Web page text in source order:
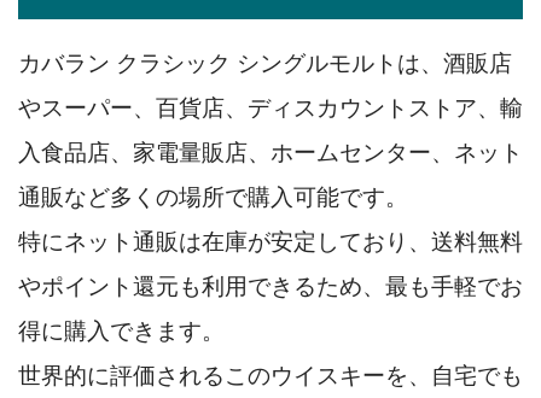
カバラン クラシック シングルモルトは、酒販店
やスーパー、百貨店、ディスカウントストア、輸
入食品店、家電量販店、ホームセンター、ネット
通販など多くの場所で購入可能です。
特にネット通販は在庫が安定しており、送料無料
やポイント還元も利用できるため、最も手軽でお
得に購入できます。
世界的に評価されるこのウイスキーを、自宅でも